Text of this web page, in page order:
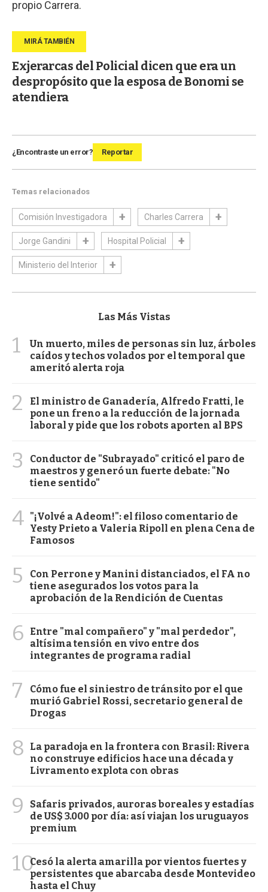
propio Carrera.
Exjerarcas del Policial dicen que era un
despropósito que la esposa de Bonomi se
atendiera
¿Encontraste un error? Reportar
Temas relacionados
Comisión Investigadora Charles Carrera
Jorge Gandini Hospital Policial
Ministerio del Interior
Las Más Vistas
1
Un muerto, miles de personas sin luz, árboles
caídos y techos volados por el temporal que
ameritó alerta roja
2
El ministro de Ganadería, Alfredo Fratti, le
pone un freno a la reducción de la jornada
laboral y pide que los robots aporten al BPS
3
Conductor de "Subrayado" criticó el paro de
maestros y generó un fuerte debate: "No
tiene sentido"
4 "¡Volvé a Adeom!": el filoso comentario de
Yesty Prieto a Valeria Ripoll en plena Cena de
Famosos
5
Con Perrone y Manini distanciados, el FA no
tiene asegurados los votos para la
aprobación de la Rendición de Cuentas
6
Entre "mal compañero" y "mal perdedor",
altísima tensión en vivo entre dos
integrantes de programa radial
7
Cómo fue el siniestro de tránsito por el que
murió Gabriel Rossi, secretario general de
Drogas
8
La paradoja en la frontera con Brasil: Rivera
no construye edificios hace una década y
Livramento explota con obras
9
Safaris privados, auroras boreales y estadías
de US$ 3.000 por día: así viajan los uruguayos
premium
10Cesó la alerta amarilla por vientos fuertes y
persistentes que abarcaba desde Montevideo
hasta el Chuy